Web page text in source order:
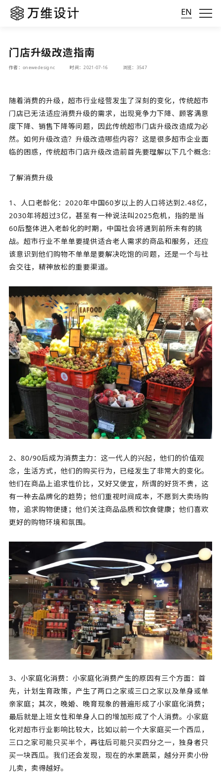
EN
门店升级改造指南
作者：onewedesignc 时间：2021-07-16 浏览：3547
随着消费的升级，超市行业经营发生了深刻的变化，传统超市
门店已无法适应消费升级的需求，出现竞争力下降、顾客满意
度下降、销售下降等问题，因此传统超市门店升级改造成为必
然。如何升级改造？升级改造哪些内容？这是很多超市企业面
临的困惑，传统超市门店升级改造前首先要理解以下几个概念:
了解消费升级
1、人口老龄化：2020年中国60岁以上的人口将达到2.48亿，
2030年将超过3亿，甚至有一种说法叫2025危机，指的是当
60后整体进入老龄化的时期，中国社会将遇到前所未有的挑
战。超市行业不单单要提供适合老人需求的商品和服务，还应
该意识到他们购物不单单是要解决吃饱的问题，还是一个与社
会交往，精神放松的重要渠道。
2、80/90后成为消费主力：这一代人的兴起，他们的价值观
念，生活方式，他们的购买行为，已经发生了非常大的变化。
他们在商品上追求性价比，又好又便宜，所谓的好货不贵，这
有一种去品牌化的趋势；他们重视时间成本，不愿到大卖场购
物，追求购物便捷；他们关注商品品质和饮食健康；他们喜欢
更好的购物环境和氛围。
3、小家庭化消费：小家庭化消费产生的原因有三个方面：首
先，计划生育政策，产生了两口之家或三口之家以及单身或单
亲家庭；其次，晚婚、晚育现象的普遍形成了小家庭化消费；
最后就是上班女性和单身人口的增加形成了个人消费。小家庭
化对超市行业影响比较大，比如以前一个大家庭买一个西瓜，
三口之家可能只买半个，再往后可能只买四分之一，独身者只
买一块西瓜。我们还会发现，现在的水果蔬菜，越分开卖小份
儿卖，卖得越好。